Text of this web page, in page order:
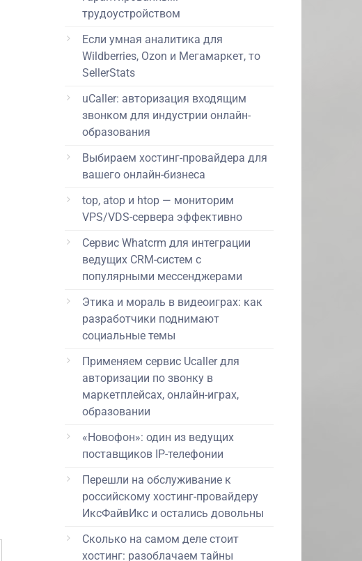
трудоустройством
Если умная аналитика для
Wildberries, Ozon и Мегамаркет, то
SellerStats
uCaller: авторизация входящим
звонком для индустрии онлайн-
образования
Выбираем хостинг-провайдера для
вашего онлайн-бизнеса
top, atop и htop — мониторим
VPS/VDS-сервера эффективно
Сервис Whatcrm для интеграции
ведущих CRM-систем с
популярными мессенджерами
Этика и мораль в видеоиграх: как
разработчики поднимают
социальные темы
Применяем сервис Ucaller для
авторизации по звонку в
маркетплейсах, онлайн-играх,
образовании
«Новофон»: один из ведущих
поставщиков IP-телефонии
Перешли на обслуживание к
российскому хостинг-провайдеру
ИксФайвИкс и остались довольны
Сколько на самом деле стоит
хостинг: разоблачаем тайны